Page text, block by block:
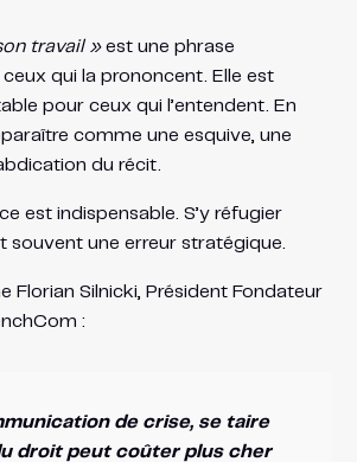
travail »est une phrase
qui la prononcent. Elle est
pour ceux qui l’entendent. En
comme une esquive, une
du récit.
est indispensable. S’y réfugier
souvent une erreur stratégique.
Florian Silnicki, Président Fondateur
:
de crise, se taire
droit peut coûter plus cher